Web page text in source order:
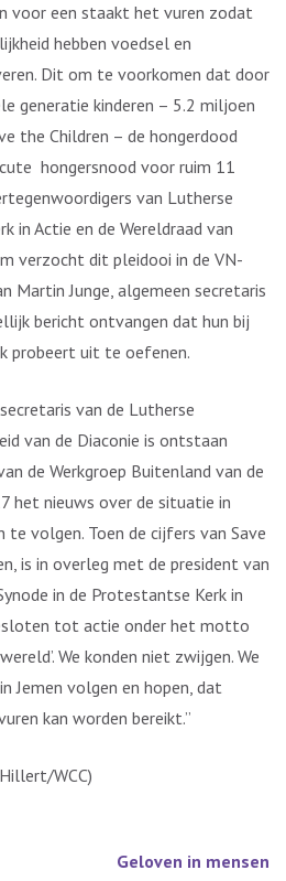
voor een staakt het vuren zodat
hebben voedsel en
Dit om te voorkomen dat door
generatie kinderen – 5.2 miljoen
the Children – de hongerdood
hongersnood voor ruim 11
van Lutherse
in Actie en de Wereldraad van
verzocht dit pleidooi in de VN-
Martin Junge, algemeen secretaris
bericht ontvangen dat hun bij
probeert uit te oefenen.
van de Lutherse
van de Diaconie is ontstaan
de Werkgroep Buitenland van de
het nieuws over de situatie in
volgen. Toen de cijfers van Save
is in overleg met de president van
in de Protestantse Kerk in
tot actie onder het motto
We konden niet zwijgen. We
Jemen volgen en hopen, dat
kan worden bereikt.”
WCC)
Geloven in mensen